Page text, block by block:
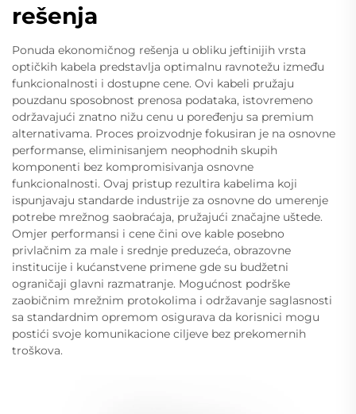
rešenja
Ponuda ekonomičnog rešenja u obliku jeftinijih vrsta
optičkih kabela predstavlja optimalnu ravnotežu između
funkcionalnosti i dostupne cene. Ovi kabeli pružaju
pouzdanu sposobnost prenosa podataka, istovremeno
održavajući znatno nižu cenu u poređenju sa premium
alternativama. Proces proizvodnje fokusiran je na osnovne
performanse, eliminisanjem neophodnih skupih
komponenti bez kompromisivanja osnovne
funkcionalnosti. Ovaj pristup rezultira kabelima koji
ispunjavaju standarde industrije za osnovne do umerenje
potrebe mrežnog saobraćaja, pružajući značajne uštede.
Omjer performansi i cene čini ove kable posebno
privlačnim za male i srednje preduzeća, obrazovne
institucije i kućanstvene primene gde su budžetni
ograničaji glavni razmatranje. Mogućnost podrške
zaobičnim mrežnim protokolima i održavanje saglasnosti
sa standardnim opremom osigurava da korisnici mogu
postići svoje komunikacione ciljeve bez prekomernih
troškova.